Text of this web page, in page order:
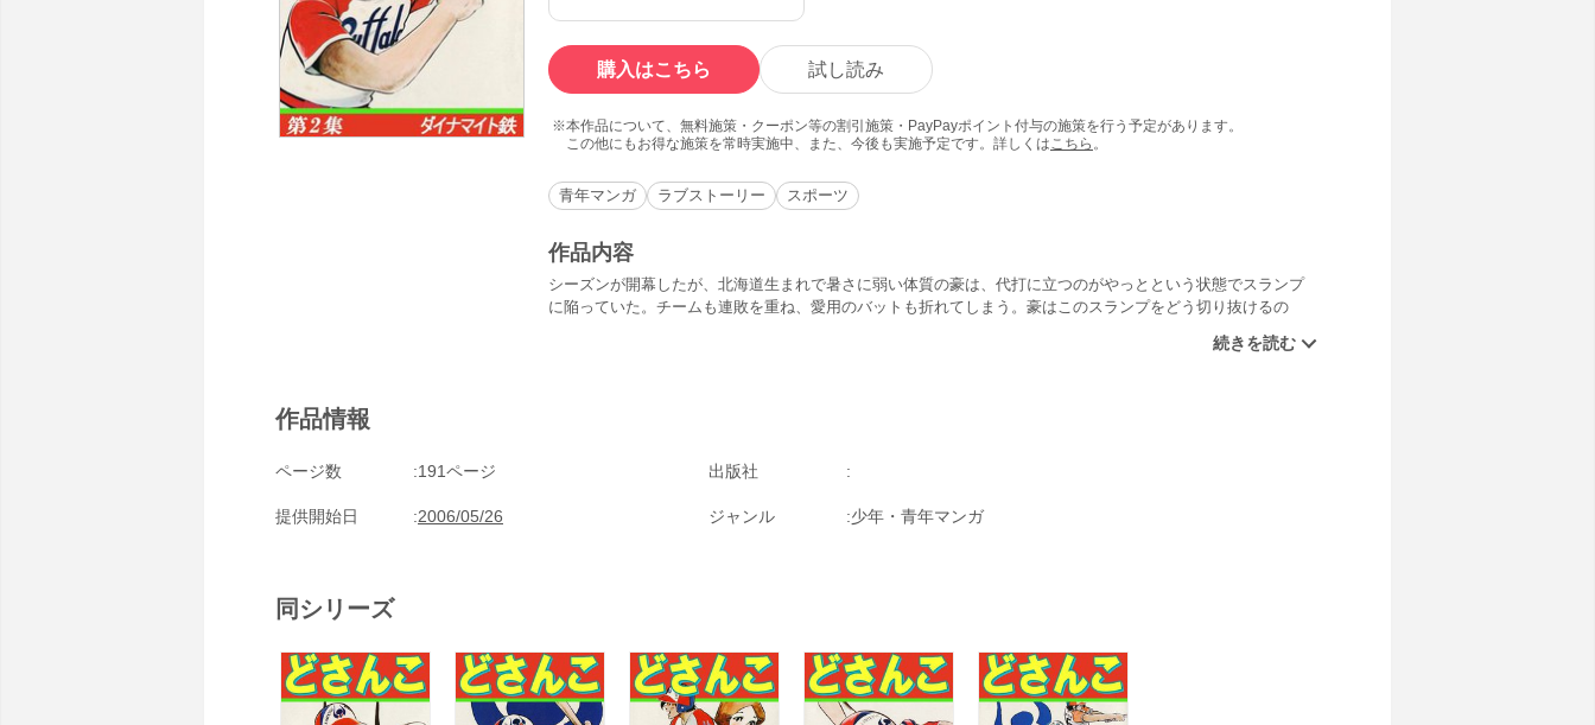
購入はこちら 試し読み
本作品について、無料施策・クーポン等の割引施策・PayPayポイント付与の施策を行う予定があります。
この他にもお得な施策を常時実施中、また、今後も実施予定です。詳しくは こちら 。
青年マンガ ラブストーリー スポーツ
作品内容
シーズンが開幕したが、北海道生まれで暑さに弱い体質の豪は、代打に立つのがやっとという状態でスランプ
に陥っていた。チームも連敗を重ね、愛用のバットも折れてしまう。豪はこのスランプをどう切り抜けるの
作品情報
ページ数 191ページ 出版社
提供開始日 2006/05/26 ジャンル 少年・青年マンガ
同シリーズ